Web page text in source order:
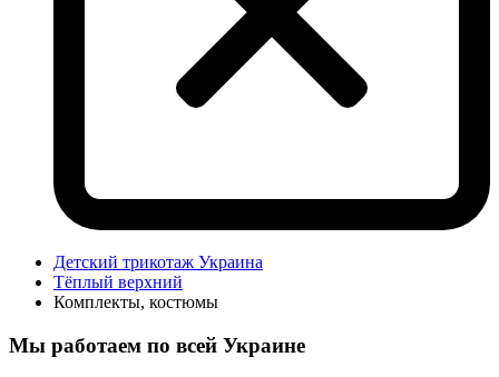
Детский трикотаж Украина
Тёплый верхний
Комплекты, костюмы
Мы работаем по всей Украине